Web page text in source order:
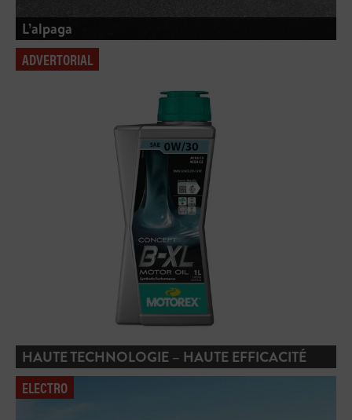
L’alpaga
ADVERTORIAL
HAUTE TECHNOLOGIE – HAUTE EFFICACITÉ
ELECTRO